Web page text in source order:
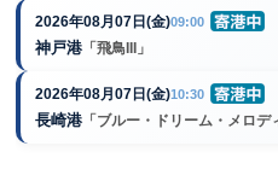
2026年08月07日(金)09:00
神戸港 「飛鳥III」
2026年08月07日(金)10:30
長崎港 「ブルー・ドリーム・メロデ